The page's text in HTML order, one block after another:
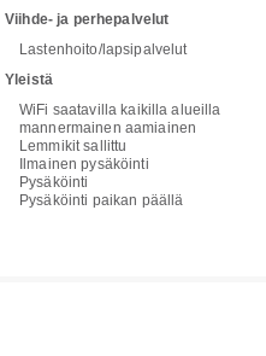
Viihde- ja perhepalvelut
Lastenhoito/lapsipalvelut
Yleistä
WiFi saatavilla kaikilla alueilla
mannermainen aamiainen
Lemmikit sallittu
Ilmainen pysäköinti
Pysäköinti
Pysäköinti paikan päällä